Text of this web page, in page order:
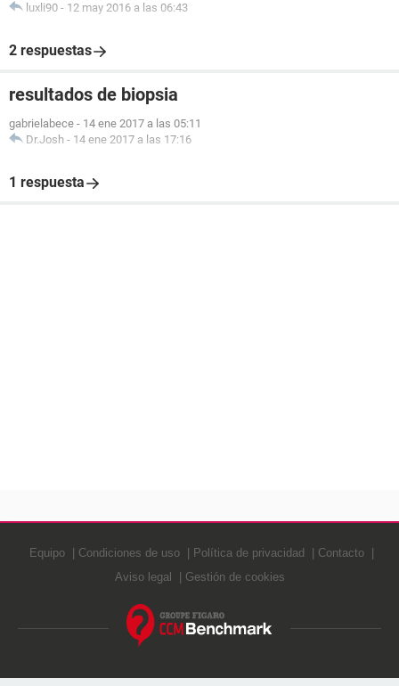
luxli90 - 12 may 2016 a las 06:43
2 respuestas
resultados de biopsia
gabrielabece - 14 ene 2017 a las 05:11
Dr.Josh - 14 ene 2017 a las 17:16
1 respuesta
Equipo Condiciones de uso Política de privacidad
Contacto
Aviso legal
Gestión de cookies